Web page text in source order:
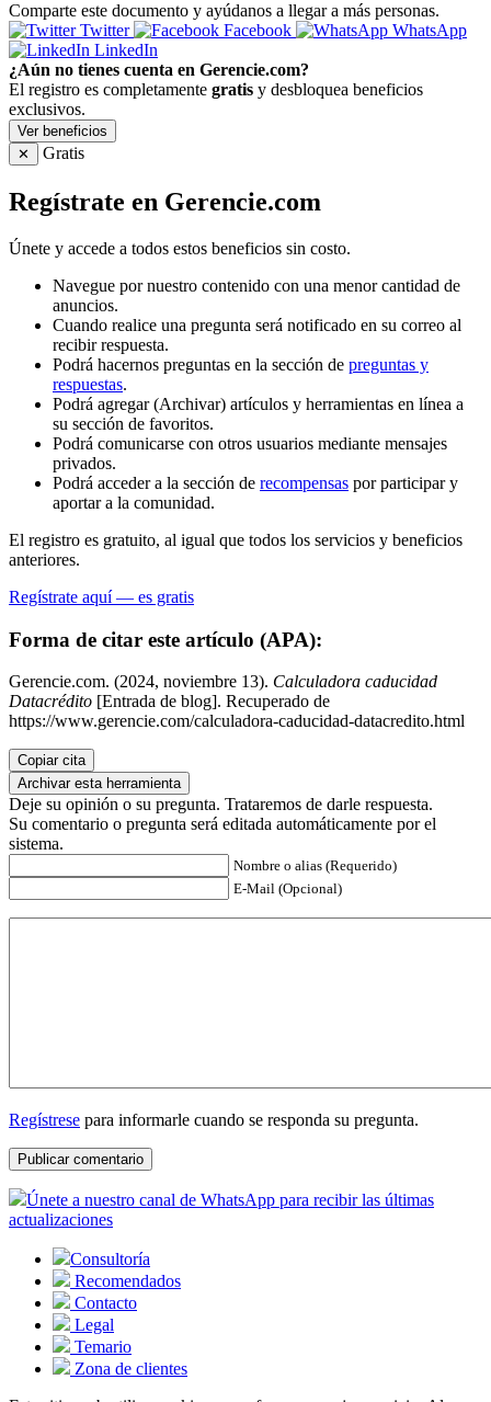
Comparte este documento y ayúdanos a llegar a más personas.
Twitter
Facebook
WhatsApp
LinkedIn
¿Aún no tienes cuenta en Gerencie.com?
El registro es completamente gratis y desbloquea beneficios
exclusivos.
Ver beneficios
✕
Gratis
Regístrate en Gerencie.com
Únete y accede a todos estos beneficios sin costo.
Navegue por nuestro contenido con una menor cantidad de
anuncios.
Cuando realice una pregunta será notificado en su correo al
recibir respuesta.
Podrá hacernos preguntas en la sección de preguntas y
respuestas.
Podrá agregar (Archivar) artículos y herramientas en línea a
su sección de favoritos.
Podrá comunicarse con otros usuarios mediante mensajes
privados.
Podrá acceder a la sección de recompensas por participar y
aportar a la comunidad.
El registro es gratuito, al igual que todos los servicios y beneficios
anteriores.
Regístrate aquí — es gratis
Forma de citar este artículo (APA):
Gerencie.com. (2024, noviembre 13). Calculadora caducidad
Datacrédito [Entrada de blog]. Recuperado de
https://www.gerencie.com/calculadora-caducidad-datacredito.html
Copiar cita
Archivar esta herramienta
Deje su opinión o su pregunta. Trataremos de darle respuesta.
Su comentario o pregunta será editada automáticamente por el
sistema.
Nombre o alias (Requerido)
E-Mail (Opcional)
Regístrese para informarle cuando se responda su pregunta.
Únete a nuestro canal de WhatsApp para recibir las últimas
actualizaciones
Consultoría
Recomendados
Contacto
Legal
Temario
Zona de clientes